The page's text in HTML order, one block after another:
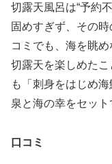
切露天風呂は“予約
固めすぎず、その
コミでも、海を眺
切露天を楽しめた
も「刺身をはじめ
泉と海の幸をセット
口コミ